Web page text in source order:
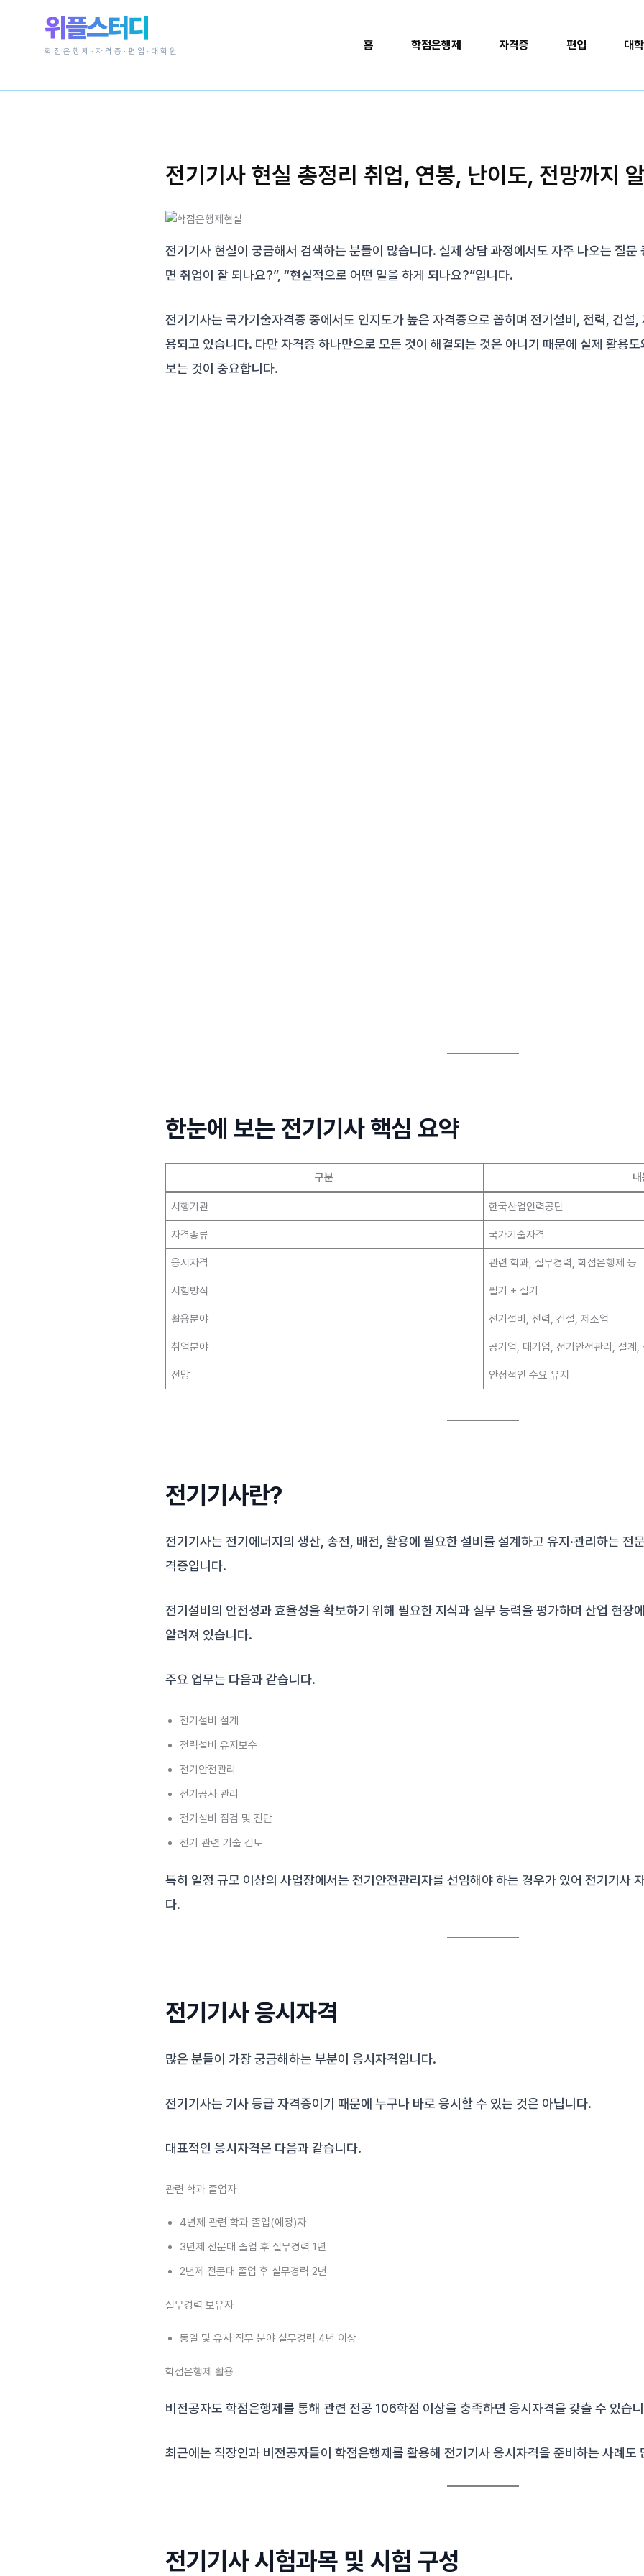
너
위플스터디
학점은행제·자격증·편입·대학원 홈 학점은행제 자격증 편입 대
전기기사 현실 총정리 취업, 연봉, 난이도, 전망까지
전기기사 현실이 궁금해서 검색하는 분들이 많습니다. 실제 상담 과정에서도 자주 나오는 질문
면 취업이 잘 되나요?”, “현실적으로 어떤 일을 하게 되나요?”입니다.
전기기사는 국가기술자격증 중에서도 인지도가 높은 자격증으로 꼽히며 전기설비, 전력, 건설
용되고 있습니다. 다만 자격증 하나만으로 모든 것이 해결되는 것은 아니기 때문에 실제 활용
보는 것이 중요합니다.
한눈에 보는 전기기사 핵심 요약
구분
시행기관 한국산업인력공단
자격종류 국가기술자격
응시자격 관련 학과, 실무경력, 학점은행제 등
시험방식 필기 + 실기
활용분야 전기설비, 전력, 건설, 제조업
취업분야 공기업, 대기업, 전기안전관리, 설계,
전망 안정적인 수요 유지
전기기사란?
전기기사는 전기에너지의 생산, 송전, 배전, 활용에 필요한 설비를 설계하고 유지·관리하는 전
격증입니다.
전기설비의 안전성과 효율성을 확보하기 위해 필요한 지식과 실무 능력을 평가하며 산업 현장
알려져 있습니다.
주요 업무는 다음과 같습니다.
전기설비 설계
전력설비 유지보수
전기안전관리
전기공사 관리
전기설비 점검 및 진단
전기 관련 기술 검토
특히 일정 규모 이상의 사업장에서는 전기안전관리자를 선임해야 하는 경우가 있어 전기기사
다.
전기기사 응시자격
많은 분들이 가장 궁금해하는 부분이 응시자격입니다.
전기기사는 기사 등급 자격증이기 때문에 누구나 바로 응시할 수 있는 것은 아닙니다.
대표적인 응시자격은 다음과 같습니다.
관련 학과 졸업자
4년제 관련 학과 졸업(예정)자
3년제 전문대 졸업 후 실무경력 1년
2년제 전문대 졸업 후 실무경력 2년
실무경력 보유자
동일 및 유사 직무 분야 실무경력 4년 이상
학점은행제 활용
비전공자도 학점은행제를 통해 관련 전공 106학점 이상을 충족하면 응시자격을 갖출 수 있습
최근에는 직장인과 비전공자들이 학점은행제를 활용해 전기기사 응시자격을 준비하는 사례도
전기기사 시험과목 및 시험 구성